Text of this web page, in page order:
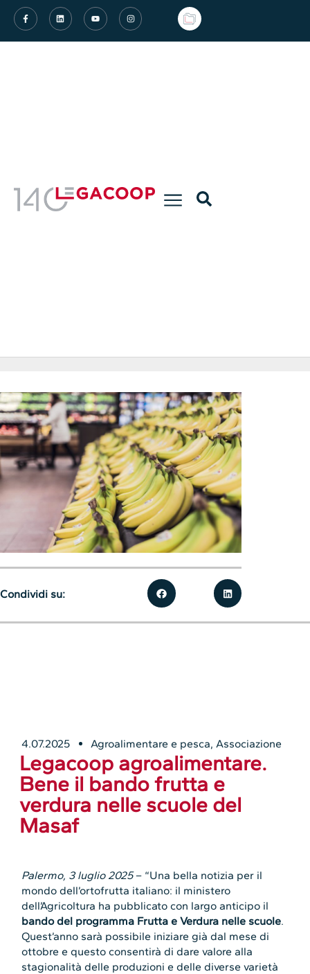
4.07.2025 Agroalimentare e pesca, Associazione
Legacoop agroalimentare.
Bene il bando frutta e
verdura nelle scuole del
Masaf
Palermo, 3 luglio 2025– “Una bella notizia per il
mondo dell’ortofrutta italiano: il ministero
dell’Agricoltura ha pubblicato con largo anticipo il
bando del programma Frutta e Verdura nelle scuole.
Quest’anno sarà possibile iniziare già dal mese di
ottobre e questo consentirà di dare valore alla
stagionalità delle produzioni e delle diverse varietà
Condividi su: